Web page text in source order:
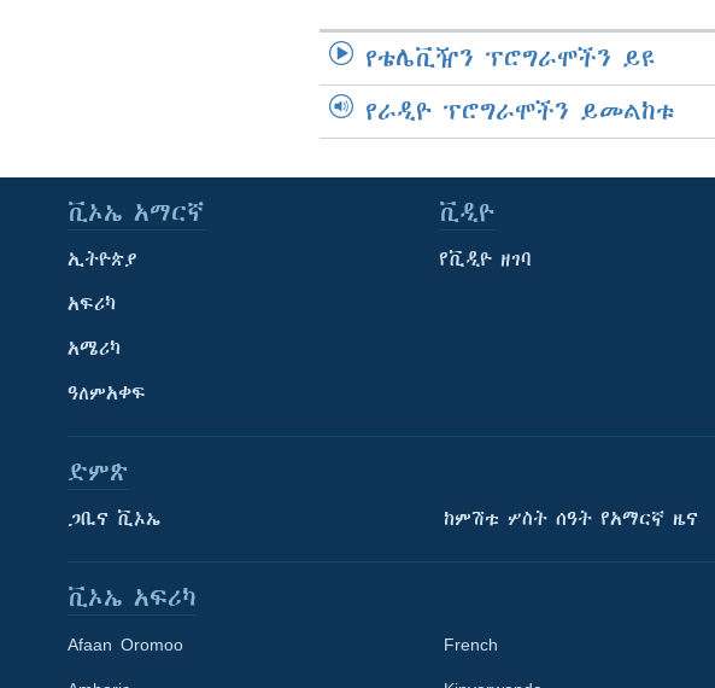
የቴሌቪዥን ፕሮግራሞችን ይዩ
የራዲዮ ፕሮግራሞችን ይመልከቱ
ቪኦኤ አማርኛ
ኢትዮጵያ
አፍሪካ
አሜሪካ
ዓለምአቀፍ
ቪዲዮ
የቪዲዮ ዘገባ
ድምጽ
ጋቢና ቪኦኤ ከምሽቱ ሦስት ሰዓት የአማርኛ ዜና
ቪኦኤ አፍሪካ
Afaan Oromoo French